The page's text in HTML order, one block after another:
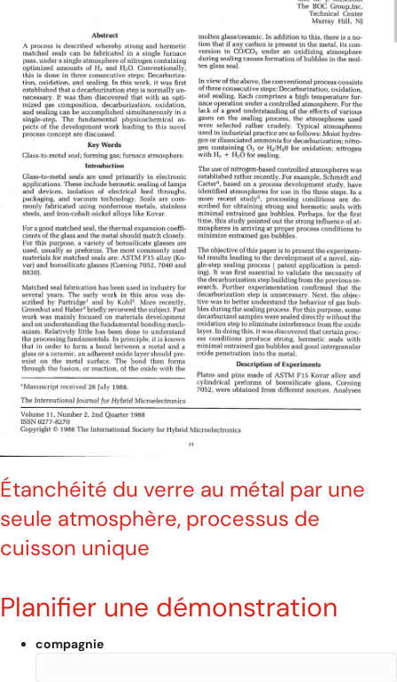
Étanchéité du verre au métal par une
seule atmosphère, processus de
cuisson unique
Planifier une démonstration
compagnie